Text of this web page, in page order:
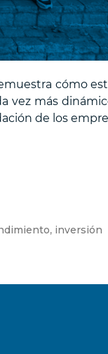
cómo
vez más
de los
, inversión